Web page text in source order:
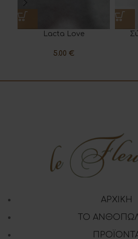
Lacta Love
5.00 €
ΑΡΧΙΚΗ
ΤΟ